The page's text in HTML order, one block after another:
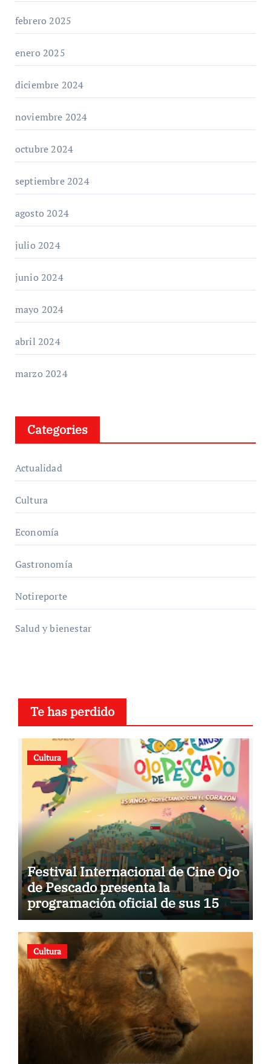
febrero 2025
enero 2025
diciembre 2024
noviembre 2024
octubre 2024
septiembre 2024
agosto 2024
julio 2024
junio 2024
mayo 2024
abril 2024
marzo 2024
Categories
Actualidad
Cultura
Economía
Gastronomía
Notireporte
Salud y bienestar
Te has perdido
Cultura
Festival Internacional de Cine Ojo
de Pescado presenta la
programación oficial de sus 15
años
Cultura